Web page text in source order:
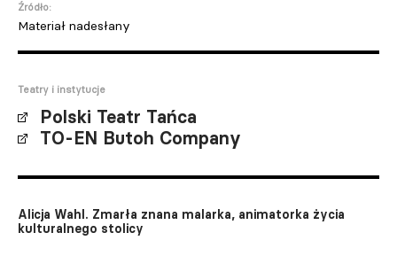
Źródło:
Materiał nadesłany
Teatry i instytucje
Polski Teatr Tańca
TO-EN Butoh Company
Alicja Wahl. Zmarła znana malarka, animatorka życia
kulturalnego stolicy